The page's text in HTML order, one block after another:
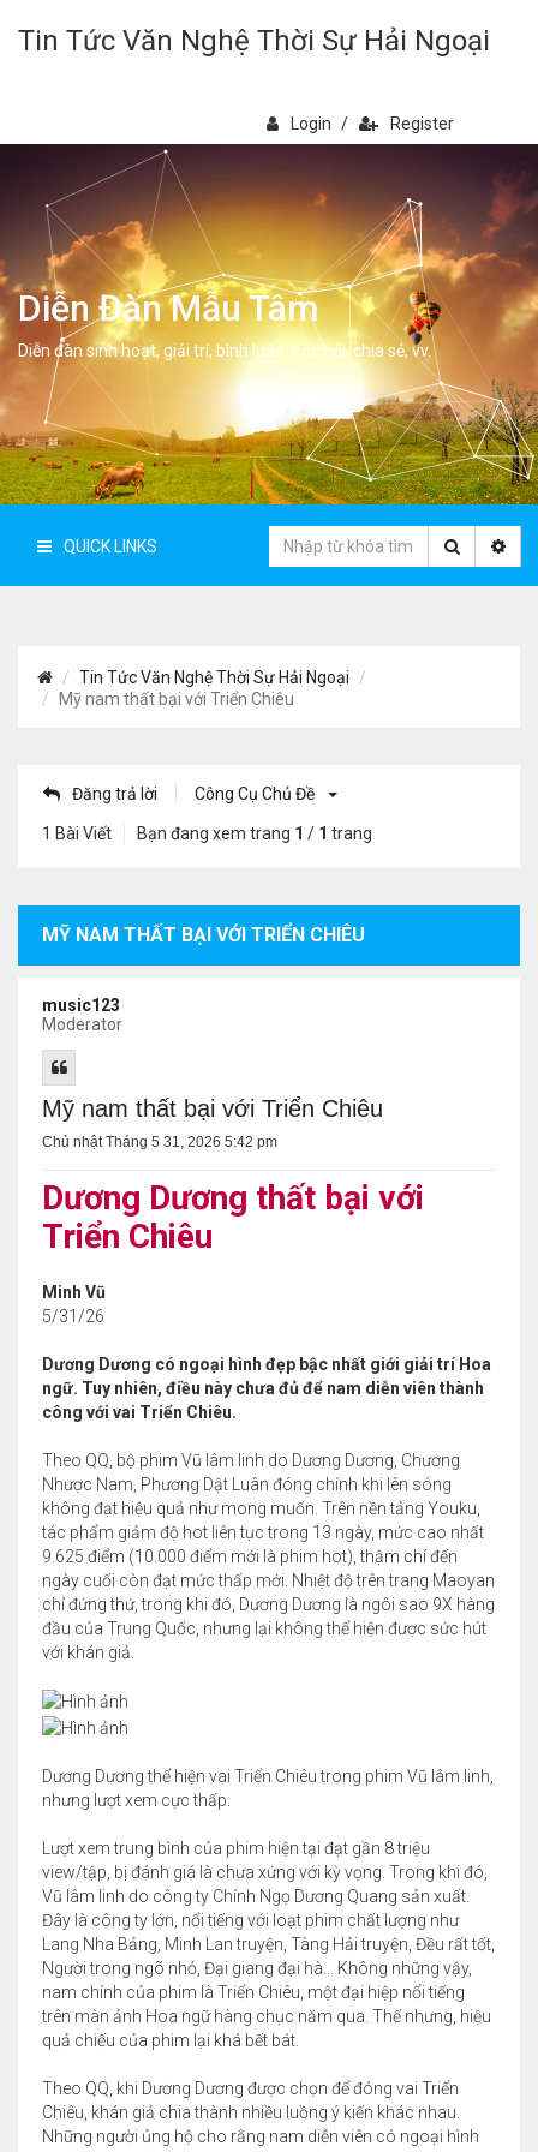
Tin Tức Văn Nghệ Thời Sự Hải Ngoại
Login / Register
Diễn Đàn Mẫu Tâm
Diễn đàn sinh hoạt, giải trí, bình luân, học hỏi, chia sẻ, vv.
QUICK LINKS
Tin Tức Văn Nghệ Thời Sự Hải Ngoại
Mỹ nam thất bại với Triển Chiêu
Đăng trả lời Công Cụ Chủ Đề
1 Bài Viết Bạn đang xem trang 1 / 1 trang
MỸ NAM THẤT BẠI VỚI TRIỂN CHIÊU
music123
Moderator
Mỹ nam thất bại với Triển Chiêu
Chủ nhật Tháng 5 31, 2026 5:42 pm
Dương Dương thất bại với
Triển Chiêu
Minh Vũ
5/31/26
Dương Dương có ngoại hình đẹp bậc nhất giới giải trí Hoa
ngữ. Tuy nhiên, điều này chưa đủ để nam diễn viên thành
công với vai Triển Chiêu.
Theo QQ, bộ phim Vũ lâm linh do Dương Dương, Chương
Nhược Nam, Phương Dật Luân đóng chính khi lên sóng
không đạt hiệu quả như mong muốn. Trên nền tảng Youku,
tác phẩm giảm độ hot liên tục trong 13 ngày, mức cao nhất
9.625 điểm (10.000 điểm mới là phim hot), thậm chí đến
ngày cuối còn đạt mức thấp mới. Nhiệt độ trên trang Maoyan
chỉ đứng thứ, trong khi đó, Dương Dương là ngôi sao 9X hàng
đầu của Trung Quốc, nhưng lại không thể hiện được sức hút
với khán giả.
Dương Dương thể hiện vai Triển Chiêu trong phim Vũ lâm linh,
nhưng lượt xem cực thấp.
Lượt xem trung bình của phim hiện tại đạt gần 8 triệu
view/tập, bị đánh giá là chưa xứng với kỳ vọng. Trong khi đó,
Vũ lâm linh do công ty Chính Ngọ Dương Quang sản xuất.
Đây là công ty lớn, nổi tiếng với loạt phim chất lượng như
Lang Nha Bảng, Minh Lan truyện, Tàng Hải truyện, Đều rất tốt,
Người trong ngõ nhỏ, Đại giang đại hà... Không những vậy,
nam chính của phim là Triển Chiêu, một đại hiệp nổi tiếng
trên màn ảnh Hoa ngữ hàng chục năm qua. Thế nhưng, hiệu
quả chiếu của phim lại khá bết bát.
Theo QQ, khi Dương Dương được chọn để đóng vai Triển
Chiêu, khán giả chia thành nhiều luồng ý kiến khác nhau.
Những người ủng hộ cho rằng nam diễn viên có ngoại hình